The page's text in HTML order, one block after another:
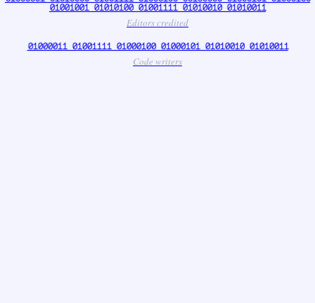
01001001 01010100 01001111 01010010 01010011
Editors credited
01000011 01001111 01000100 01000101 01010010 01010011
Code writers